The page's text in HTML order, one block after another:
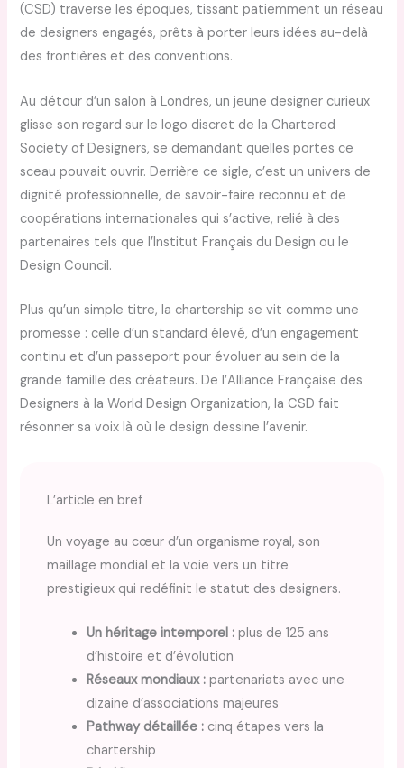
(CSD) traverse les époques, tissant patiemment un réseau
de designers engagés, prêts à porter leurs idées au-delà
des frontières et des conventions.
Au détour d’un salon à Londres, un jeune designer curieux
glisse son regard sur le logo discret de la Chartered
Society of Designers, se demandant quelles portes ce
sceau pouvait ouvrir. Derrière ce sigle, c’est un univers de
dignité professionnelle, de savoir-faire reconnu et de
coopérations internationales qui s’active, relié à des
partenaires tels que l’Institut Français du Design ou le
Design Council.
Plus qu’un simple titre, la chartership se vit comme une
promesse : celle d’un standard élevé, d’un engagement
continu et d’un passeport pour évoluer au sein de la
grande famille des créateurs. De l’Alliance Française des
Designers à la World Design Organization, la CSD fait
résonner sa voix là où le design dessine l’avenir.
L’article en bref
Un voyage au cœur d’un organisme royal, son
maillage mondial et la voie vers un titre
prestigieux qui redéfinit le statut des designers.
Un héritage intemporel : plus de 125 ans
d’histoire et d’évolution
Réseaux mondiaux : partenariats avec une
dizaine d’associations majeures
Pathway détaillée : cinq étapes vers la
chartership